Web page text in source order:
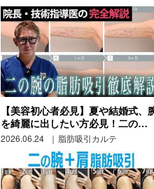
【美容初心者必見】夏や結婚式、
を綺麗に出したい方必見！二の…
2026.06.24 脂肪吸引カルテ